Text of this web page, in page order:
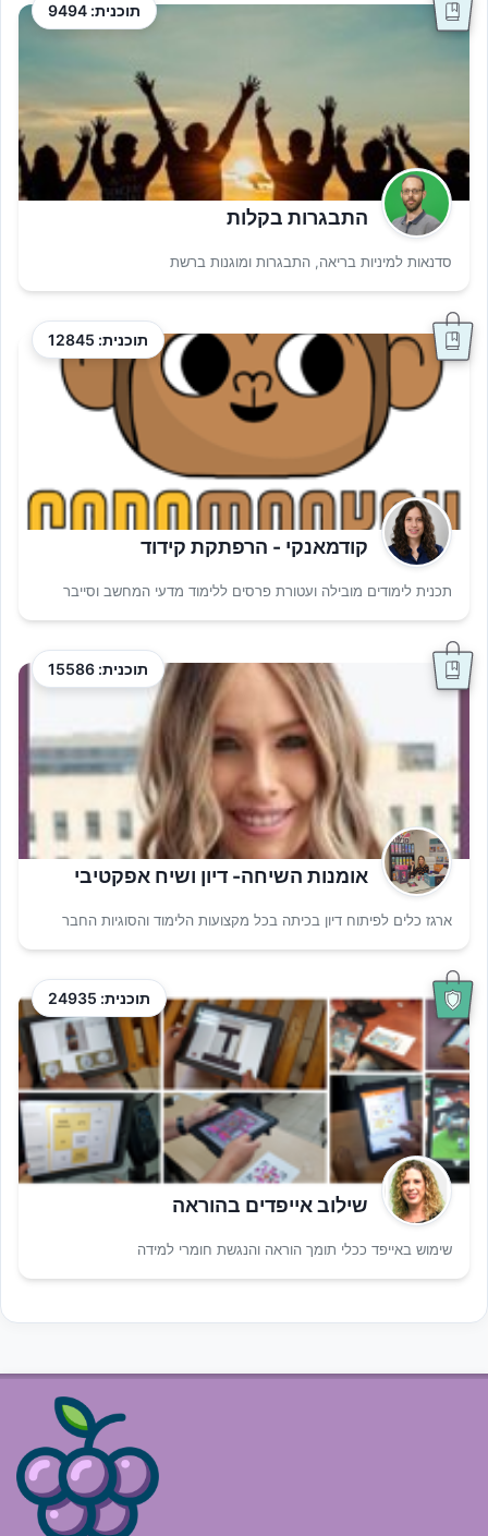
תוכנית: 9494
התבגרות בקלות
סדנאות למיניות בריאה, התבגרות ומוגנות ברשת
תוכנית: 12845
קודמאנקי - הרפתקת קידוד
תכנית לימודים מובילה ועטורת פרסים ללימוד מדעי המחשב וסייבר
תוכנית: 15586
אומנות השיחה- דיון ושיח אפקטיבי
ארגז כלים לפיתוח דיון בכיתה בכל מקצועות הלימוד והסוגיות החבר
תוכנית: 24935
שילוב אייפדים בהוראה
שימוש באייפד ככלי תומך הוראה והנגשת חומרי למידה